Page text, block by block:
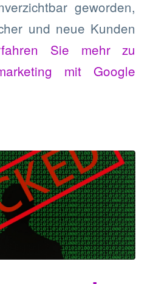
geworden,
und neue Kunden
Sie mehr zu
mit Google